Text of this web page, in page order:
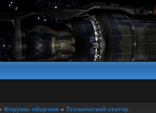
Форумы общения » Технический сектор